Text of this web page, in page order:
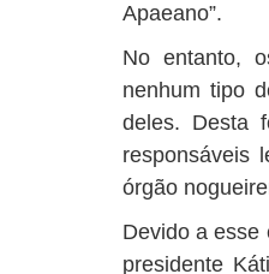
Apaeano”.
No entanto,
nenhum tipo
deles. Desta
responsáveis
órgão
Devido a esse
presidente